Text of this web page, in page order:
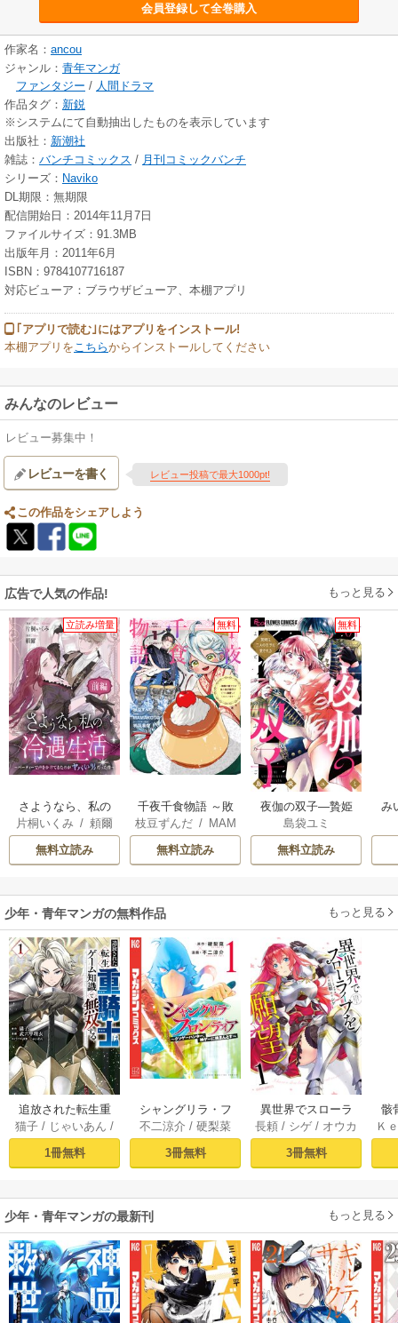
会員登録して全巻購入
作家名： ancou
ジャンル： 青年マンガ
ファンタジー / 人間ドラマ
作品タグ： 新鋭
※システムにて自動抽出したものを表示しています
出版社： 新潮社
雑誌： バンチコミックス / 月刊コミックバンチ
シリーズ： Naviko
DL期限：無期限
配信開始日：2014年11月7日
ファイルサイズ：91.3MB
出版年月：2011年6月
ISBN：9784107716187
対応ビューア：ブラウザビューア、本棚アプリ
｢アプリで読む｣にはアプリをインストール!
本棚アプリを こちらからインストールしてください
みんなのレビュー
レビュー募集中！
レビューを書く レビュー投稿で最大1000pt!
この作品をシェアしよう
広告で人気の作品! もっと見る
立読み増量
さようなら、私の
冷遇生活 ～パーテ
ィーで声をかけて
きたのがヤバい男
片桐いくみ / 頼爾
無料立読み
無料
千夜千食物語 ～敗
国の姫ですが氷の
皇子殿下がどうも
溺愛してくれてい
枝豆ずんだ/ MAM
AKOTO
/ 鴉羽凛燈
無料立読み
無料
夜伽の双子―贄姫
は二人の王子に愛
される―
島袋ユミ
無料立読み
み
少年・青年マンガの無料作品 もっと見る
追放された転生重
騎士はゲーム知識
で無双する（１）
猫子 / じゃいあん /
武六甲理衣
1冊無料
シャングリラ・フ
ロンティア（１）
～クソゲーハン
ター、神ゲーに挑
不二涼介 /硬梨菜
3冊無料
異世界でスローラ
イフを（願望） 1
長頼 / シゲ / オウカ
3冊無料
骸
異
Ｋ
少年・青年マンガの最新刊 もっと見る